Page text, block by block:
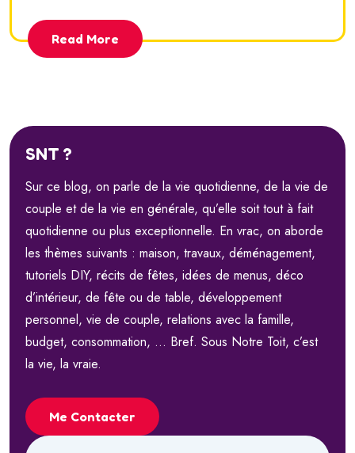
Read More
SNT ?
Sur ce blog, on parle de la vie quotidienne, de la vie de
couple et de la vie en générale, qu’elle soit tout à fait
quotidienne ou plus exceptionnelle. En vrac, on aborde
les thèmes suivants : maison, travaux, déménagement,
tutoriels DIY, récits de fêtes, idées de menus, déco
d’intérieur, de fête ou de table, développement
personnel, vie de couple, relations avec la famille,
budget, consommation, … Bref. Sous Notre Toit, c’est
la vie, la vraie.
Me Contacter